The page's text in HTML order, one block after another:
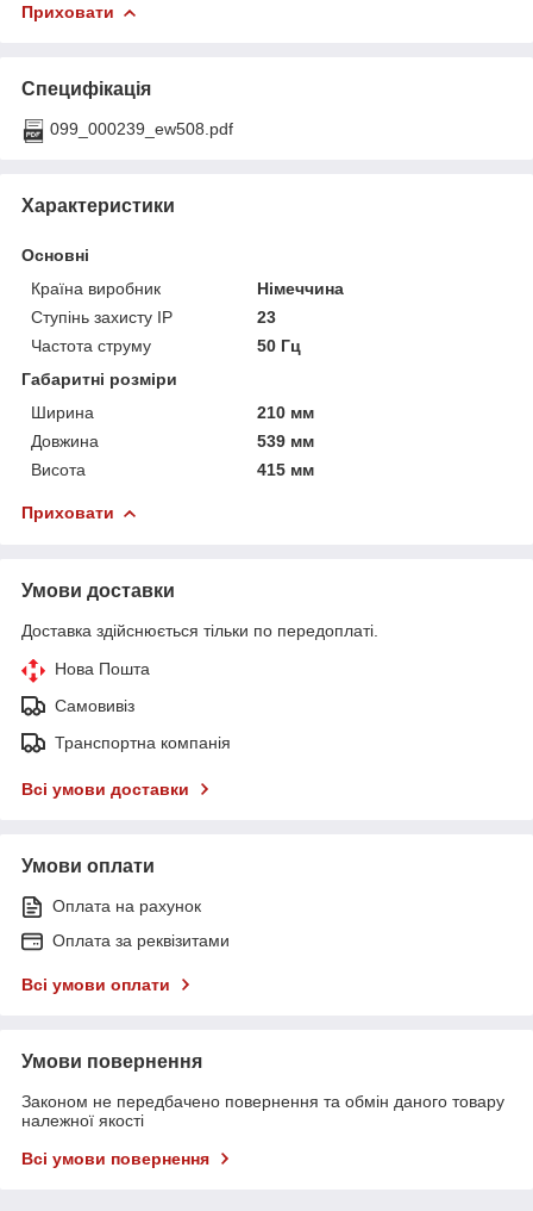
Приховати
Специфікація
099_000239_ew508.pdf
Характеристики
Основні
Країна виробник
Німеччина
Ступінь захисту IP
23
Частота струму
50 Гц
Габаритні розміри
Ширина
210 мм
Довжина
539 мм
Висота
415 мм
Приховати
Умови доставки
Доставка здійснюється тільки по передоплаті.
Нова Пошта
Самовивіз
Транспортна компанія
Всі умови доставки
Умови оплати
Оплата на рахунок
Оплата за реквізитами
Всі умови оплати
Умови повернення
Законом не передбачено повернення та обмін даного товару
належної якості
Всі умови повернення